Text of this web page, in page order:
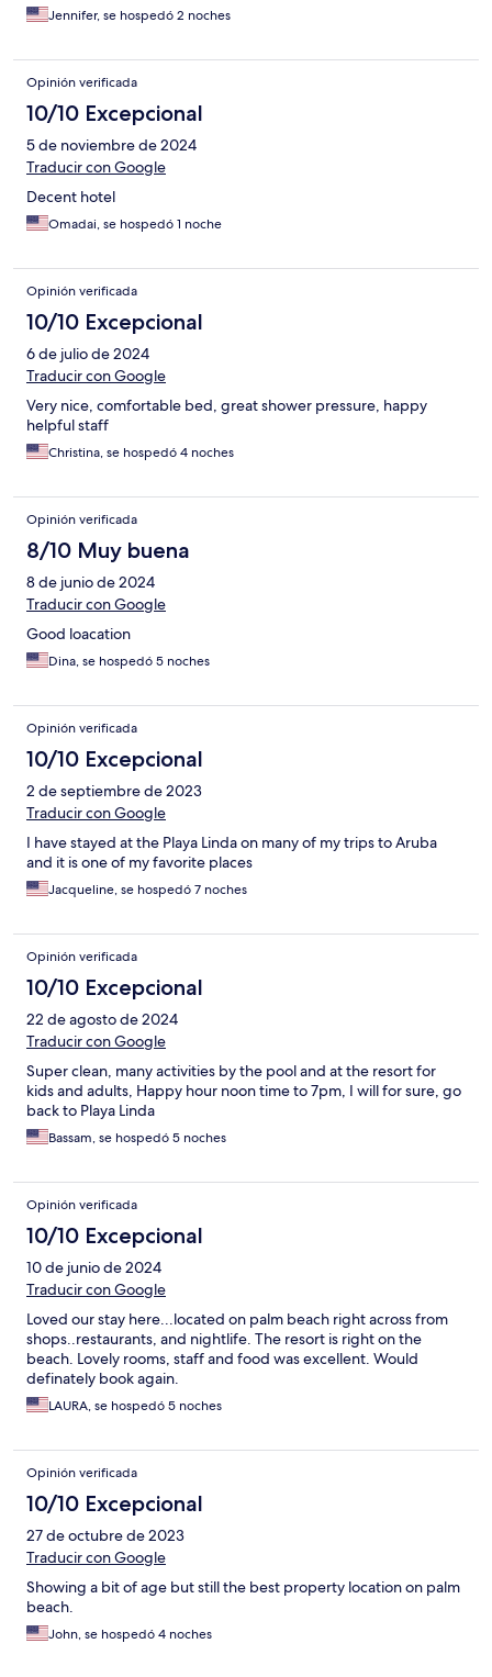
Jennifer, se hospedó 2 noches
Opinión verificada
10/10 Excepcional
5 de noviembre de 2024
Traducir con Google
Decent hotel
Omadai, se hospedó 1 noche
Opinión verificada
10/10 Excepcional
6 de julio de 2024
Traducir con Google
Very nice, comfortable bed, great shower pressure, happy
helpful staff
Christina, se hospedó 4 noches
Opinión verificada
8/10 Muy buena
8 de junio de 2024
Traducir con Google
Good loacation
Dina, se hospedó 5 noches
Opinión verificada
10/10 Excepcional
2 de septiembre de 2023
Traducir con Google
I have stayed at the Playa Linda on many of my trips to Aruba
and it is one of my favorite places
Jacqueline, se hospedó 7 noches
Opinión verificada
10/10 Excepcional
22 de agosto de 2024
Traducir con Google
Super clean, many activities by the pool and at the resort for
kids and adults, Happy hour noon time to 7pm, I will for sure, go
back to Playa Linda
Bassam, se hospedó 5 noches
Opinión verificada
10/10 Excepcional
10 de junio de 2024
Traducir con Google
Loved our stay here...located on palm beach right across from
shops..restaurants, and nightlife. The resort is right on the
beach. Lovely rooms, staff and food was excellent. Would
definately book again.
LAURA, se hospedó 5 noches
Opinión verificada
10/10 Excepcional
27 de octubre de 2023
Traducir con Google
Showing a bit of age but still the best property location on palm
beach.
John, se hospedó 4 noches